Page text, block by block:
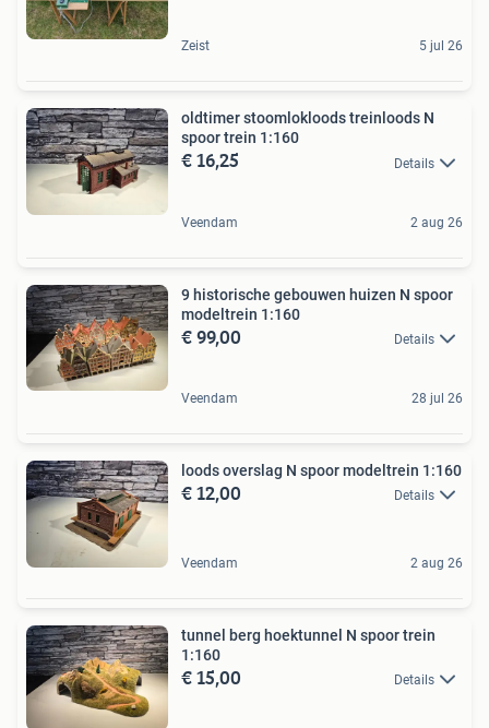
Zeist 5 jul 26
oldtimer stoomlokloods treinloods N
spoor trein 1:160
€ 16,25 Details
Veendam 2 aug 26
9 historische gebouwen huizen N spoor
modeltrein 1:160
€ 99,00 Details
Veendam 28 jul 26
loods overslag N spoor modeltrein 1:160
€ 12,00 Details
Veendam 2 aug 26
tunnel berg hoektunnel N spoor trein
1:160
€ 15,00 Details